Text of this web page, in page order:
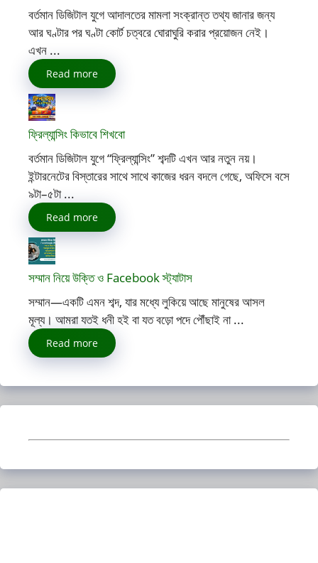
বর্তমান ডিজিটাল যুগে আদালতের মামলা সংক্রান্ত তথ্য জানার জন্য
আর ঘণ্টার পর ঘণ্টা কোর্ট চত্বরে ঘোরাঘুরি করার প্রয়োজন নেই।
এখন ...
Read more
ফ্রিল্যান্সিং কিভাবে শিখবো
বর্তমান ডিজিটাল যুগে “ফ্রিল্যান্সিং” শব্দটি এখন আর নতুন নয়।
ইন্টারনেটের বিস্তারের সাথে সাথে কাজের ধরন বদলে গেছে, অফিসে বসে
৯টা–৫টা ...
Read more
সম্মান নিয়ে উক্তি ও Facebook স্ট্যাটাস
সম্মান—একটি এমন শব্দ, যার মধ্যে লুকিয়ে আছে মানুষের আসল
মূল্য। আমরা যতই ধনী হই বা যত বড়ো পদে পৌঁছাই না ...
Read more